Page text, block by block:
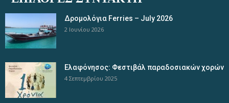
Δρομολόγια Ferries – July 2026
2 Ιουνίου 2026
Ελαφόνησος: Φεστιβάλ παραδοσιακών χορών
4 Σεπτεμβρίου 2025